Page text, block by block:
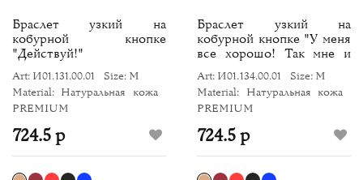
Браслет узкий на
кобурной кнопке
"Действуй!"
Art: И01.131.00.01
Size: M
Material: Натуральная кожа
PREMIUM
724.5 р
Браслет узкий на
кобурной кнопке "У меня
все хорошо! Так мне и
надо!"
Art: И01.134.00.01
Size: M
Material: Натуральная кожа
PREMIUM
724.5 р